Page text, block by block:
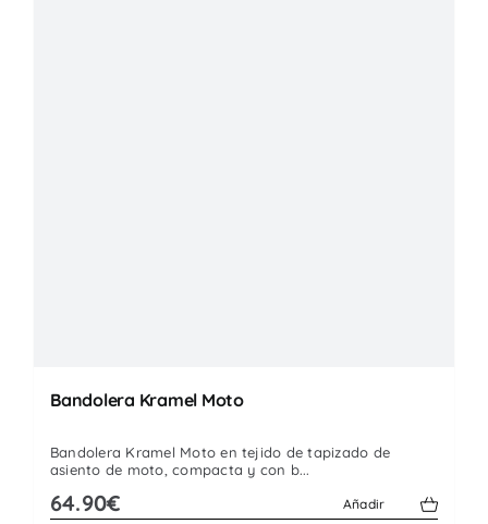
Bandolera Kramel Moto
Bandolera Kramel Moto en tejido de tapizado de
asiento de moto, compacta y con b...
64.90€ Añadir